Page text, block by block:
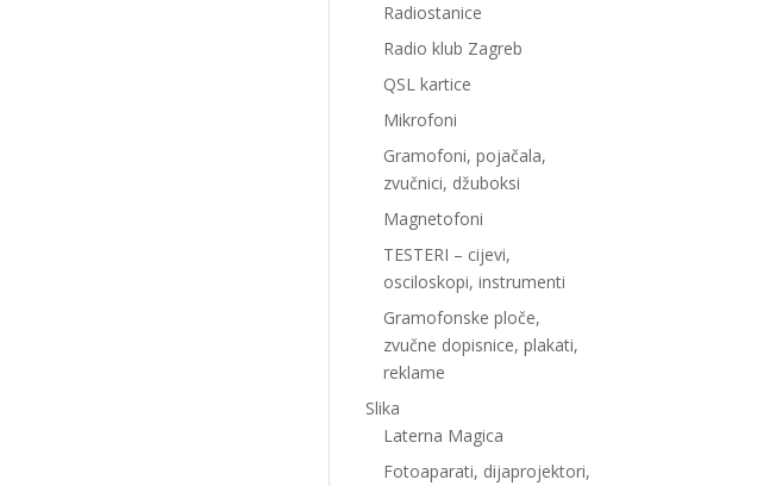
Radiostanice
Radio klub Zagreb
QSL kartice
Mikrofoni
Gramofoni, pojačala,
zvučnici, džuboksi
Magnetofoni
TESTERI – cijevi,
osciloskopi, instrumenti
Gramofonske ploče,
zvučne dopisnice, plakati,
reklame
Slika
Laterna Magica
Fotoaparati, dijaprojektori,